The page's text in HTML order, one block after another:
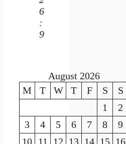
6
:
9
August 2026
M
T W T F S
S
1
2
3
4 5 6 7 8
9
10 11 12 13 14 15 16